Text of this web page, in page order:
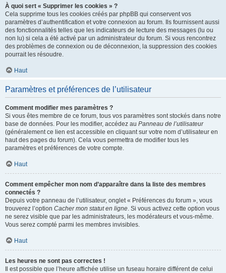
À quoi sert « Supprimer les cookies » ?
Cela supprime tous les cookies créés par phpBB qui conservent vos
paramètres d’authentification et votre connexion au forum. Ils fournissent aussi
des fonctionnalités telles que les indicateurs de lecture des messages (lu ou
non lu) si cela a été activé par un administrateur du forum. Si vous rencontrez
des problèmes de connexion ou de déconnexion, la suppression des cookies
pourrait les résoudre.
Haut
Paramètres et préférences de l’utilisateur
Comment modifier mes paramètres ?
Si vous êtes membre de ce forum, tous vos paramètres sont stockés dans notre
base de données. Pour les modifier, accédez au Panneau de l’utilisateur
(généralement ce lien est accessible en cliquant sur votre nom d’utilisateur en
haut des pages du forum). Cela vous permettra de modifier tous les
paramètres et préférences de votre compte.
Haut
Comment empêcher mon nom d’apparaître dans la liste des membres
connectés ?
Depuis votre panneau de l’utilisateur, onglet « Préférences du forum », vous
trouverez l’option Cacher mon statut en ligne. Si vous activez cette option vous
ne serez visible que par les administrateurs, les modérateurs et vous-même.
Vous serez compté parmi les membres invisibles.
Haut
Les heures ne sont pas correctes !
Il est possible que l’heure affichée utilise un fuseau horaire différent de celui